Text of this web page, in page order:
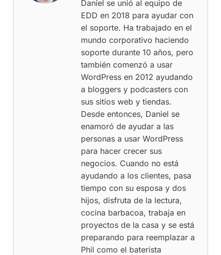
Daniel se unió al equipo de
EDD en 2018 para ayudar con
el soporte. Ha trabajado en el
mundo corporativo haciendo
soporte durante 10 años, pero
también comenzó a usar
WordPress en 2012 ayudando
a bloggers y podcasters con
sus sitios web y tiendas.
Desde entonces, Daniel se
enamoró de ayudar a las
personas a usar WordPress
para hacer crecer sus
negocios. Cuando no está
ayudando a los clientes, pasa
tiempo con su esposa y dos
hijos, disfruta de la lectura,
cocina barbacoa, trabaja en
proyectos de la casa y se está
preparando para reemplazar a
Phil como el baterista